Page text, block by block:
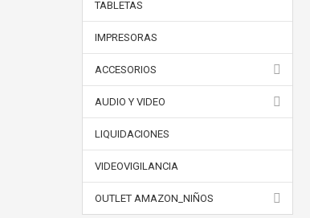
TABLETAS
IMPRESORAS
ACCESORIOS
AUDIO Y VIDEO
LIQUIDACIONES
VIDEOVIGILANCIA
OUTLET AMAZON_NIÑOS